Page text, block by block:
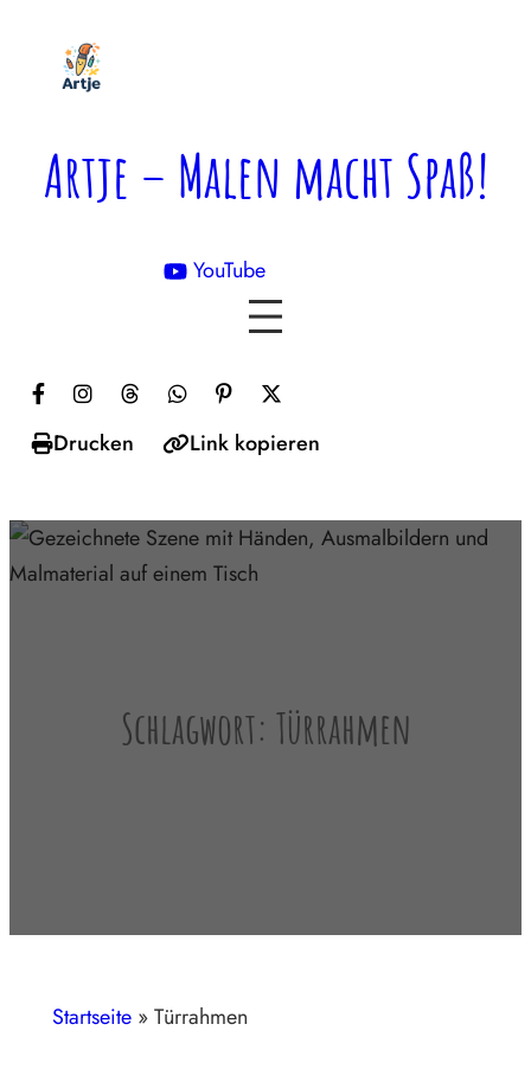
springen
Artje – Malen macht Spaß!
YouTube

Drucken Link kopieren
Schlagwort: Türrahmen
Startseite »Türrahmen